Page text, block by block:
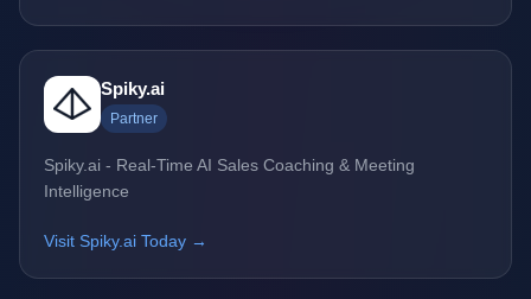
Spiky.ai
Partner
Spiky.ai - Real-Time AI Sales Coaching & Meeting
Intelligence
Visit Spiky.ai Today →